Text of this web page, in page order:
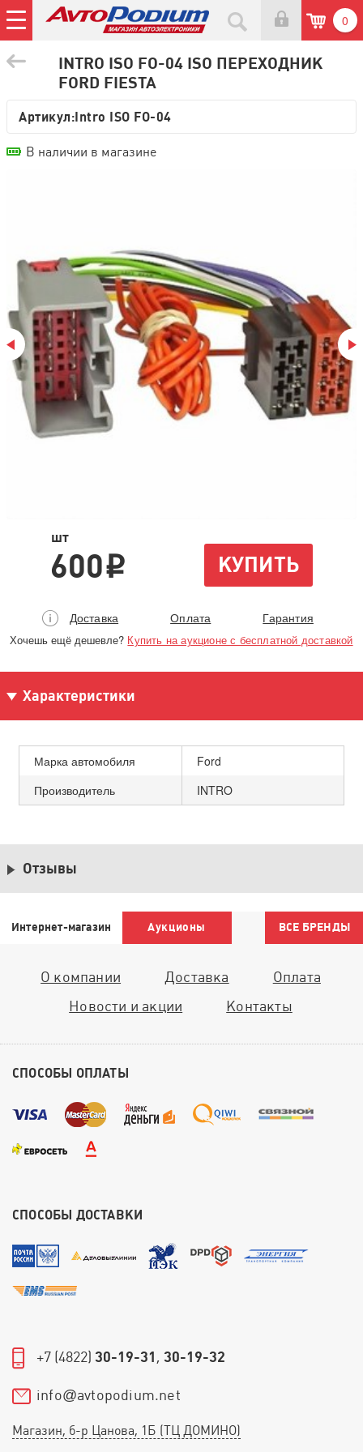
0
INTRO ISO FO-04 ISO ПЕРЕХОДНИК
FORD FIESTA
Артикул:Intro ISO FO-04
шт
600i КУПИТЬ
Доставка Оплата Гарантия
Хочешь ещё дешевле? Купить на аукционе с бесплатной доставкой
В наличии в магазине
Характеристики
Марка автомобиля
Ford
Производитель
INTRO
Отзывы
Интернет-магазин Аукционы ВСЕ БРЕНДЫ
О компании Доставка
Оплата
Новости и акции
Контакты
СПОСОБЫ ОПЛАТЫ
СПОСОБЫ ДОСТАВКИ
+7 (4822) 30-19-31, 30-19-32
info@avtopodium.net
Магазин, б-р Цанова, 1Б (ТЦ ДОМИНО)